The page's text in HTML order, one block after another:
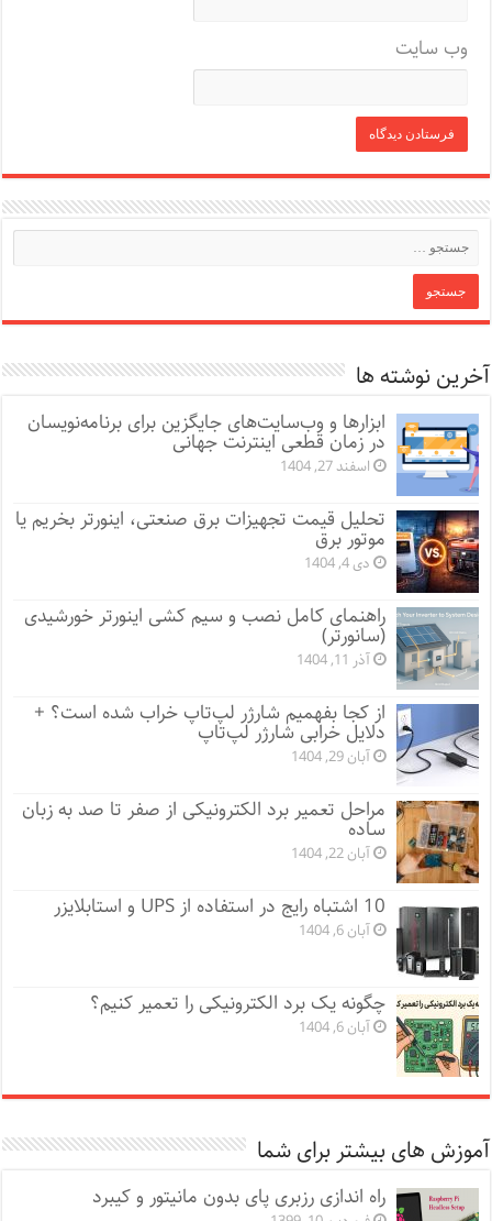
وب‌ سایت
آخرین نوشته ها
ابزارها و وب‌سایت‌های جایگزین برای برنامه‌نویسان
در زمان قطعی اینترنت جهانی
اسفند 27, 1404
تحلیل قیمت تجهیزات برق صنعتی، اینورتر بخریم یا
موتور برق
دی 4, 1404
راهنمای کامل نصب و سیم کشی اینورتر خورشیدی
(سانورتر)
آذر 11, 1404
از کجا بفهمیم شارژر لپ‌تاپ خراب شده است؟ +
دلایل خرابی شارژر لپ‌تاپ
آبان 29, 1404
مراحل تعمیر برد الکترونیکی از صفر تا صد به زبان
ساده
آبان 22, 1404
10 اشتباه رایج در استفاده از UPS و استابلایزر
آبان 6, 1404
چگونه یک برد الکترونیکی را تعمیر کنیم؟
آبان 6, 1404
آموزش های بیشتر برای شما
راه اندازی رزبری پای بدون مانیتور و کیبرد